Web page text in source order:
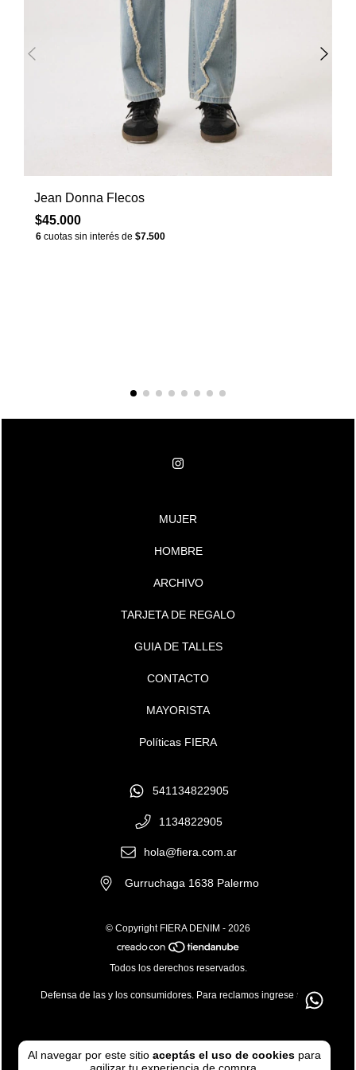
Al navegar por este sitioaceptás el uso de cookies para
Jean Donna Flecos
$45.000
6 cuotas sin interés de $7.500
MUJER
HOMBRE
ARCHIVO
TARJETA DE REGALO
GUIA DE TALLES
CONTACTO
MAYORISTA
Políticas FIERA
541134822905
1134822905
hola@fiera.com.ar
Gurruchaga 1638 Palermo
© Copyright FIERA DENIM - 2026
Todos los derechos reservados.
Defensa de las y los consumidores. Para reclamos ingrese aquí